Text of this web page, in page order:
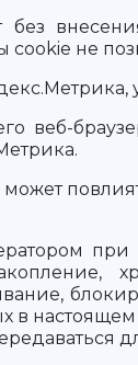
cookie не